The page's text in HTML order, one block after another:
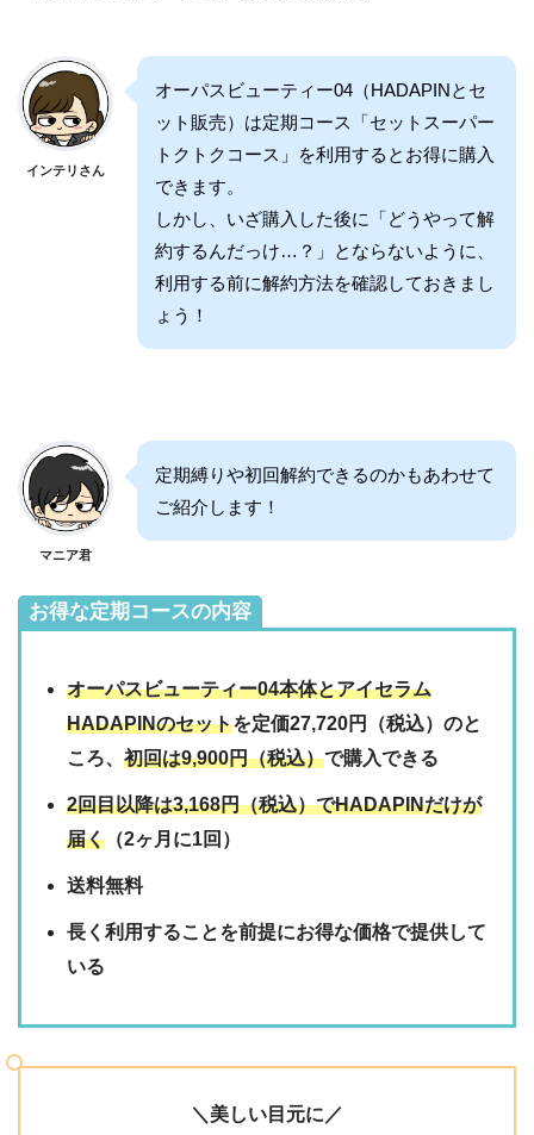
インテリさん
オーパスビューティー04（HADAPINとセ
ット販売）は定期コース「セットスーパー
トクトクコース」を利用するとお得に購入
できます。
しかし、いざ購入した後に「どうやって解
約するんだっけ…？」とならないように、
利用する前に解約方法を確認しておきまし
ょう！
マニア君
定期縛りや初回解約できるのかもあわせて
ご紹介します！
お得な定期コースの内容
オーパスビューティー04本体とアイセラム
HADAPINのセットを定価27,720円（税込）のと
ころ、初回は9,900円（税込）で購入できる
2回目以降は3,168円（税込）でHADAPINだけが
届く （2ヶ月に1回）
送料無料
長く利用することを前提にお得な価格で提供して
いる
＼美しい目元に／